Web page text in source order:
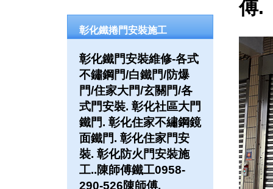
彰化鐵捲門安裝施工
彰化鐵門安裝維修-各式
不鏽鋼門/白鐵門/防爆
門/住家大門/玄關門/各
式門安裝. 彰化社區大門
鐵門. 彰化住家不繡鋼鏡
面鐵門. 彰化住家門安
裝. 彰化防火門安裝施
工..陳師傅鐵工0958-
290-526陳師傅.
傅.